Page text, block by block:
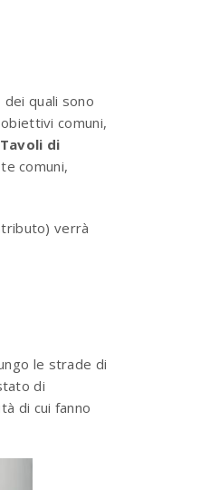
quali sono
comuni,
Tavoli di
comuni,
verrà
le strade di
di
di cui fanno